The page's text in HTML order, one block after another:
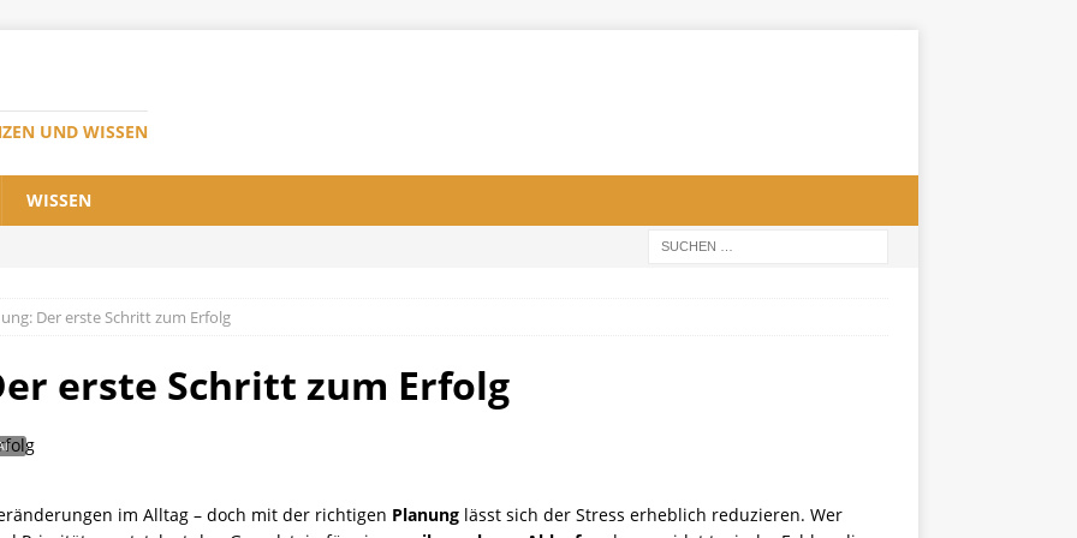
UND WISSEN
WISSEN
Der erste Schritt zum Erfolg
erste Schritt zum Erfolg
im Alltag – doch mit der richtigen Planung lässt sich der Stress erheblich reduzieren. Wer